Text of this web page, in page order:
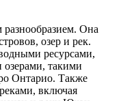
Она
озер и рек.
ресурсами,
такими
Онтарио. Также
включая